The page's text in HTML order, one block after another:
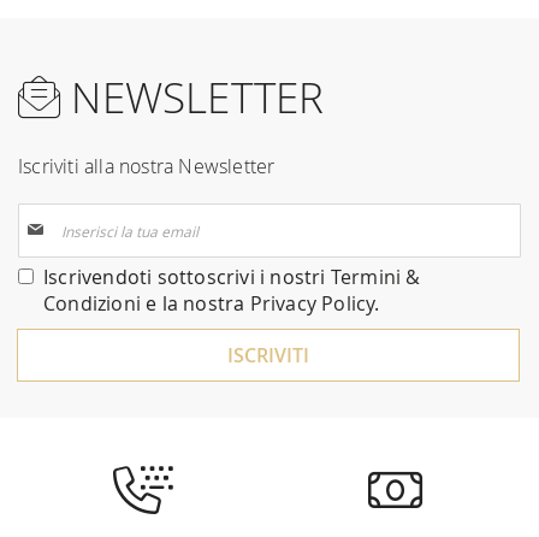
NEWSLETTER
Iscriviti alla nostra Newsletter
alla
nostra
Newsletter:
Iscrivendoti sottoscrivi i nostri Termini &
Condizioni e la nostra Privacy Policy.
ISCRIVITI